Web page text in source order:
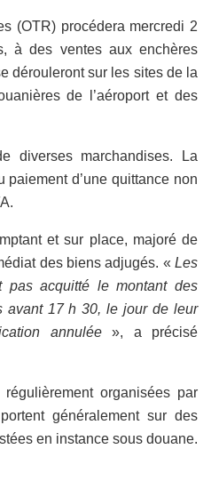
(OTR) procédera mercredi 2
à des ventes aux enchères
dérouleront sur les sites de la
de l’aéroport et des
diverses marchandises. La
paiement d’une quittance non
et sur place, majoré de
des biens adjugés. « Les
pas acquitté le montant des
avant 17 h 30, le jour de leur
annulée», a précisé
organisées par
généralement sur des
en instance sous douane.